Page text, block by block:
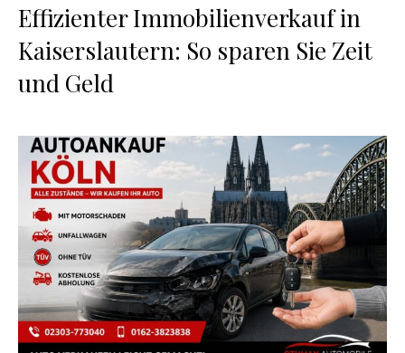
Effizienter Immobilienverkauf in
Kaiserslautern: So sparen Sie Zeit
und Geld